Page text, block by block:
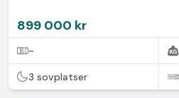
899 000 kr
-
3 sovplatser